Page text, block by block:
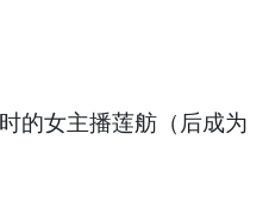
的女主播莲舫（后成为